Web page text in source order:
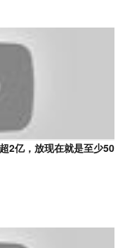
2亿，放现在就是至少50